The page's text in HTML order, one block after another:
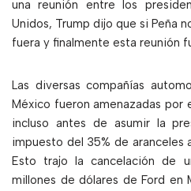
una reunión entre los
Unidos, Trump dijo que si Peña
fuera y finalmente esta reunión
Las diversas compañías
México fueron amenazadas por
incluso antes de asumir la
impuesto del 35% de aranceles
Esto trajo la cancelación de
millones de dólares de Ford en